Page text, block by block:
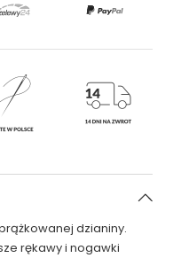
dzianiny.
rękawy i nogawki